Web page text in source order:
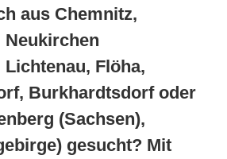
aus Chemnitz,
Neukirchen
Flöha,
Burkhardtsdorf oder
(Sachsen),
gesucht? Mit